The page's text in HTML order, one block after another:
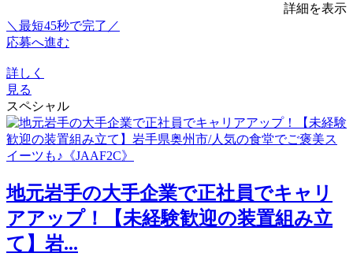
詳細を表示
＼最短45秒で完了／
応募へ進む
詳しく
見る
スペシャル
地元岩手の大手企業で正社員でキャリ
アアップ！【未経験歓迎の装置組み立
て】岩...